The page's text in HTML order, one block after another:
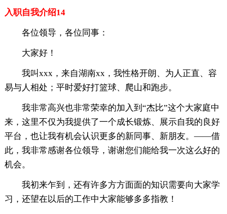
入职自我介绍14
各位领导，各位同事：
大家好！
我叫xxx，来自湖南xx，我性格开朗、为人正直、容
易与人相处；平时爱好打篮球、爬山和跑步。
我非常高兴也非常荣幸的加入到“杰比”这个大家庭中
来，这里不仅为我提供了一个成长锻炼、展示自我的良好
平台，也让我有机会认识更多的新同事、新朋友。――借
此，我非常感谢各位领导，谢谢您们能给我一次这么好的
机会。
我初来乍到，还有许多方方面面的知识需要向大家学
习，还望在以后的工作中大家能够多多指教！